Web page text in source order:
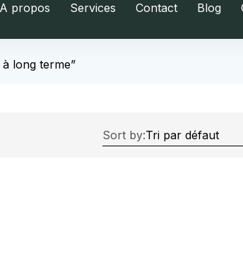
A propos Services Contact Blog
long terme”
Sort by: